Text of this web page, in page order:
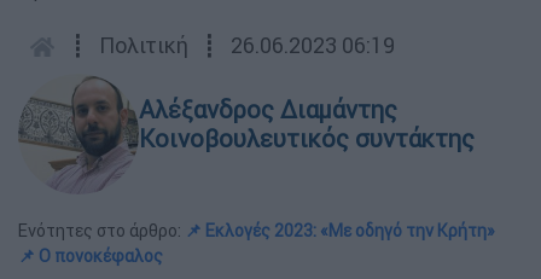
┋ Πολιτική ┋ 26.06.2023 06:19
Αλέξανδρος Διαμάντης
Κοινοβουλευτικός συντάκτης
Ενότητες στο άρθρο: 📌 Εκλογές 2023: «Με οδηγό την Κρήτη»
📌 Ο πονοκέφαλος